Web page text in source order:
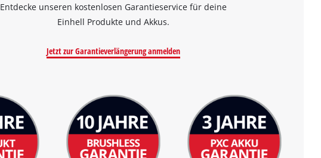
Entdecke unseren kostenlosen Garantieservice für deine
Einhell Produkte und Akkus.
Jetzt zur Garantieverlängerung anmelden